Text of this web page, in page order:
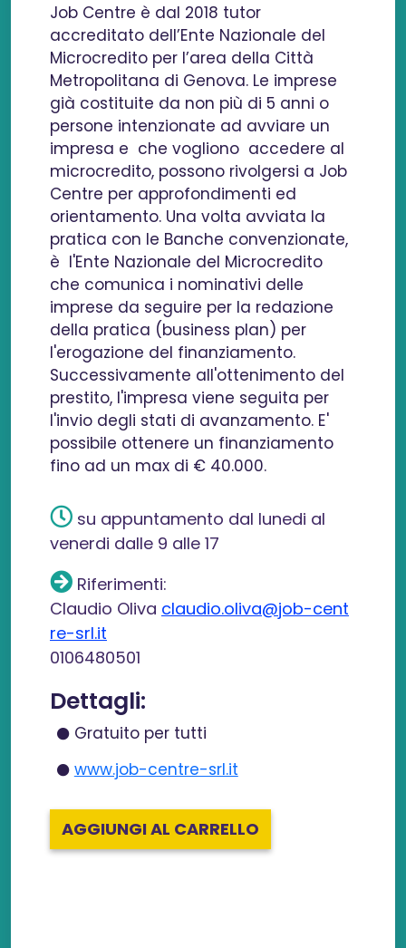
Job Centre è dal 2018 tutor
accreditato dell’Ente Nazionale del
Microcredito per l’area della Città
Metropolitana di Genova. Le imprese
già costituite da non più di 5 anni o
persone intenzionate ad avviare un
impresa e che vogliono accedere al
microcredito, possono rivolgersi a Job
Centre per approfondimenti ed
orientamento. Una volta avviata la
pratica con le Banche convenzionate,
è l'Ente Nazionale del Microcredito
che comunica i nominativi delle
imprese da seguire per la redazione
della pratica (business plan) per
l'erogazione del finanziamento.
Successivamente all'ottenimento del
prestito, l'impresa viene seguita per
l'invio degli stati di avanzamento. E'
possibile ottenere un finanziamento
fino ad un max di € 40.000.
su appuntamento dal lunedi al
venerdi dalle 9 alle 17
Riferimenti:
Claudio Oliva claudio.oliva@job-cent
re-srl.it
0106480501
Dettagli:
Gratuito per tutti
www.job-centre-srl.it
AGGIUNGI AL CARRELLO